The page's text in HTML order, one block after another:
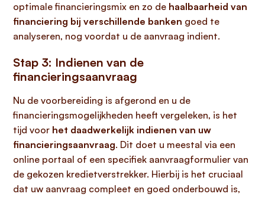
optimale financieringsmix en zo de haalbaarheid van
financiering bij verschillende banken goed te
analyseren, nog voordat u de aanvraag indient.
Stap 3: Indienen van de
financieringsaanvraag
Nu de voorbereiding is afgerond en u de
financieringsmogelijkheden heeft vergeleken, is het
tijd voor het daadwerkelijk indienen van uw
financieringsaanvraag. Dit doet u meestal via een
online portaal of een specifiek aanvraagformulier van
de gekozen kredietverstrekker. Hierbij is het cruciaal
dat uw aanvraag compleet en goed onderbouwd is,